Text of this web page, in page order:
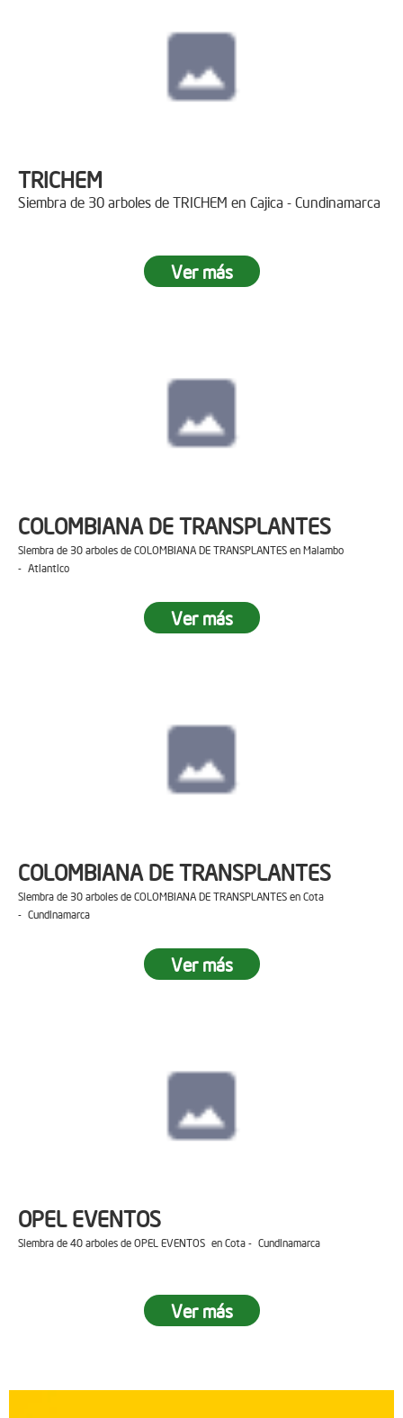
TRICHEM
Siembra de 30 arboles de TRICHEM en Cajica - Cundinamarca
Ver más
COLOMBIANA DE TRANSPLANTES
Siembra de 30 arboles de COLOMBIANA DE TRANSPLANTES en Malambo
- Atlantico
Ver más
COLOMBIANA DE TRANSPLANTES
Siembra de 30 arboles de COLOMBIANA DE TRANSPLANTES en Cota
- Cundinamarca
Ver más
OPEL EVENTOS
Siembra de 40 arboles de OPEL EVENTOS en Cota - Cundinamarca
Ver más